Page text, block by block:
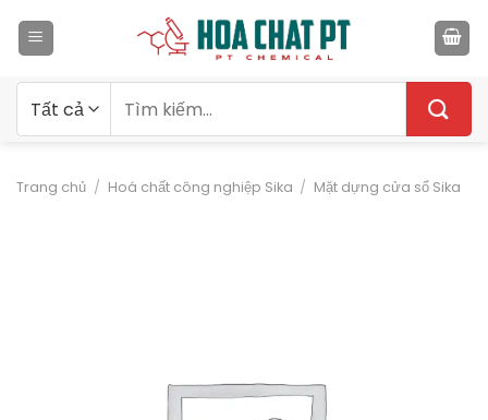
qua
kiếm:
Trang chủ / Hoá chất công nghiệp Sika / Mặt dựng cửa sổ Sika